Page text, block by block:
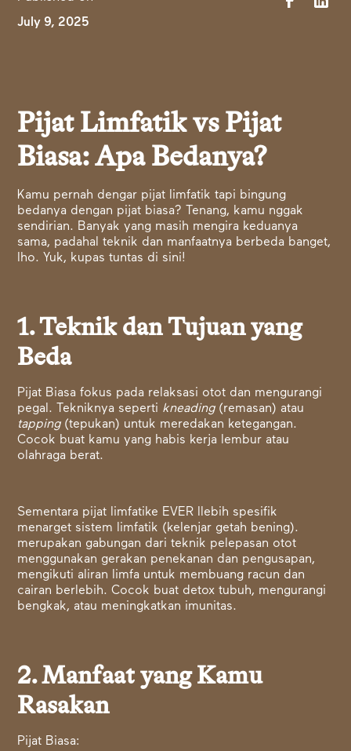
July 9, 2025
Pijat Limfatik vs Pijat
Biasa: Apa Bedanya?
Kamu pernah dengar pijat limfatik tapi bingung
bedanya dengan pijat biasa? Tenang, kamu nggak
sendirian. Banyak yang masih mengira keduanya
sama, padahal teknik dan manfaatnya berbeda banget,
lho. Yuk, kupas tuntas di sini!
1. Teknik dan Tujuan yang
Beda
Pijat Biasa fokus pada relaksasi otot dan mengurangi
pegal. Tekniknya seperti kneading (remasan) atau
tapping(tepukan) untuk meredakan ketegangan.
Cocok buat kamu yang habis kerja lembur atau
olahraga berat.
Sementara pijat limfatike EVER llebih spesifik
menarget sistem limfatik (kelenjar getah bening).
merupakan gabungan dari teknik pelepasan otot
menggunakan gerakan penekanan dan pengusapan,
mengikuti aliran limfa untuk membuang racun dan
cairan berlebih. Cocok buat detox tubuh, mengurangi
bengkak, atau meningkatkan imunitas.
2. Manfaat yang Kamu
Rasakan
Pijat Biasa: